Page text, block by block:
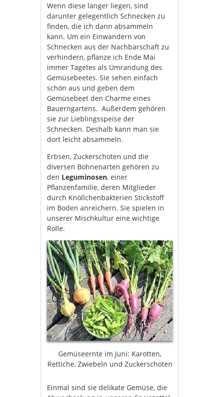
Wenn diese länger liegen, sind
darunter gelegentlich Schnecken zu
finden, die ich dann absammeln
kann. Um ein Einwandern von
Schnecken aus der Nachbarschaft zu
verhindern, pflanze ich Ende Mai
immer Tagetes als Umrandung des
Gemüsebeetes. Sie sehen einfach
schön aus und geben dem
Gemüsebeet den Charme eines
Bauerngartens. Außerdem gehören
sie zur Lieblingsspeise der
Schnecken. Deshalb kann man sie
dort leicht absammeln.
Erbsen, Zuckerschoten und die
diversen Bohnenarten gehören zu
den Leguminosen, einer
Pflanzenfamilie, deren Mitglieder
durch Knöllchenbakterien Stickstoff
im Boden anreichern. Sie spielen in
unserer Mischkultur eine wichtige
Rolle.
Gemüseernte im Juni: Karotten,
Rettiche, Zwiebeln und Zuckerschoten
Einmal sind sie delikate Gemüse, die